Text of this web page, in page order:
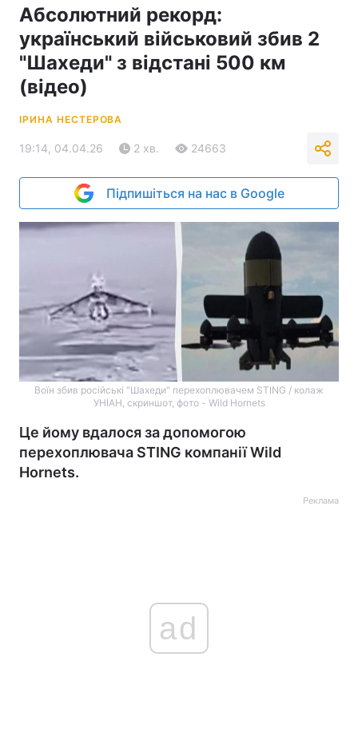
Абсолютний рекорд:
український військовий збив 2
"Шахеди" з відстані 500 км
(відео)
ІРИНА НЕСТЕРОВА
19:14, 04.04.26 2 хв. 24663
Підпишіться на нас в Google
Воїн збив російські "Шахеди" перехоплювачем STING / колаж
УНІАН, скриншот, фото - Wild Hornets
Це йому вдалося за допомогою
перехоплювача STING компанії Wild
Hornets.
Реклама
ad